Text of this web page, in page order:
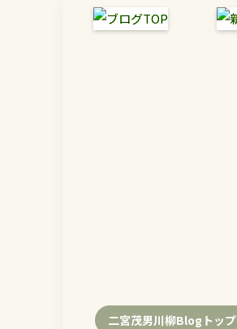
二宮茂男川柳Blogトップ